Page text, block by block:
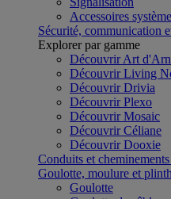
Accessoires
Sécurité, communication
Explorer par gamme
Découvrir Art
Découvrir Living
Découvrir Drivia
Découvrir Plexo
Découvrir Mosaic
Découvrir Céliane
Découvrir Dooxie
Conduits et
Goulotte, moulure et
Goulotte